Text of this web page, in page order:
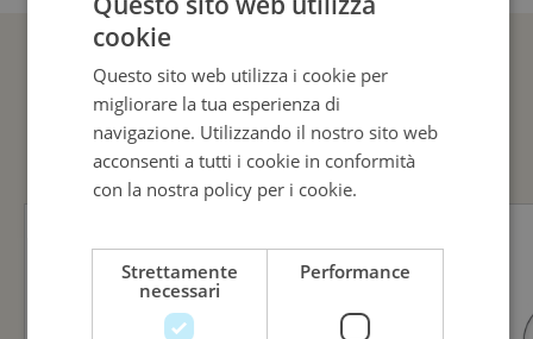
GUARDA ANCHE
ITALIAN
cookie
Questo sito web utilizza i cookie per
migliorare la tua esperienza di
navigazione. Utilizzando il nostro sito web
acconsenti a tutti i cookie in conformità
con la nostra policy per i cookie.
Strettamente
necessari
Performance